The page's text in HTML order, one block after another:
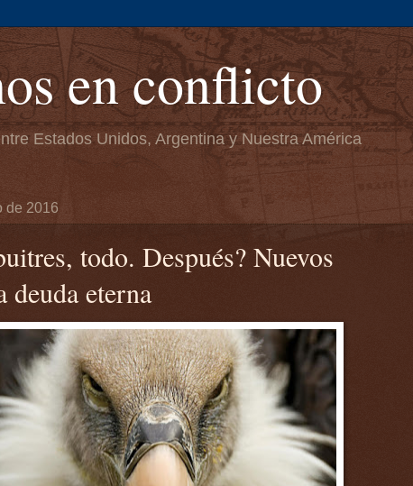
en conflicto
Estados Unidos, Argentina y Nuestra América
de 2016
todo. Después? Nuevos
deuda eterna